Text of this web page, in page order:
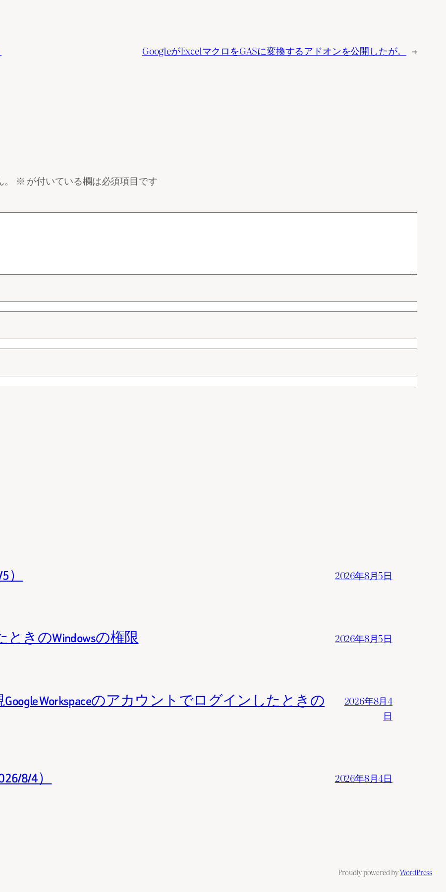
GoogleがExcelマクロをGASに変換するアドオンを公開したが。 →
※ が付いている欄は必須項目です
2026年8月5日
きのWindowsの権限 2026年8月5日
Google Workspaceのアカウントでログインしたときの
2026年8月4
日
8/4） 2026年8月4日
Proudly powered byWordPress